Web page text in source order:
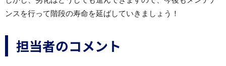
ンスを行って階段の寿命を延ばしていきましょう！
担当者のコメント